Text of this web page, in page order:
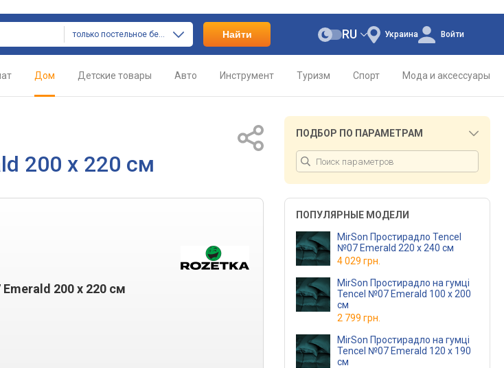
только постельное белье Найти Украина
RU Войти
Дом Детские товары Авто Инструмент Туризм Спорт Мода и аксессуары
200 х 220 см
200 х 220 см
ПОДБОР ПО ПАРАМЕТРАМ
ПОПУЛЯРНЫЕ МОДЕЛИ
MirSon Простирадло Tencel
№07 Emerald 220 х 240 см
4 029 грн.
MirSon Простирадло на гумці
Tencel №07 Emerald 100 х 200
см
2 799 грн.
MirSon Простирадло на гумці
Tencel №07 Emerald 120 х 190
см